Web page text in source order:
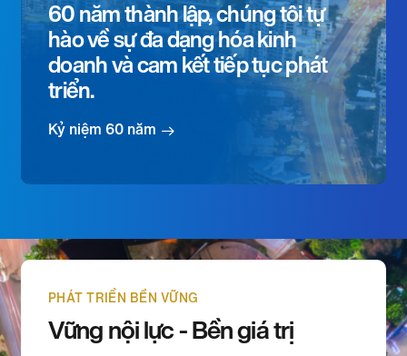
60 năm thành lập, chúng tôi tự
hào về sự đa dạng hóa kinh
doanh và cam kết tiếp tục phát
triển.
Kỷ niệm 60 năm
PHÁT TRIỂN BỀN VỮNG
Vững nội lực - Bền giá trị